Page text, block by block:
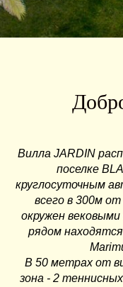
Вилла JARDIN
поселке
круглосуточным
всего в 300м
окружен
рядом находятся
В 50 метрах от
зона - 2